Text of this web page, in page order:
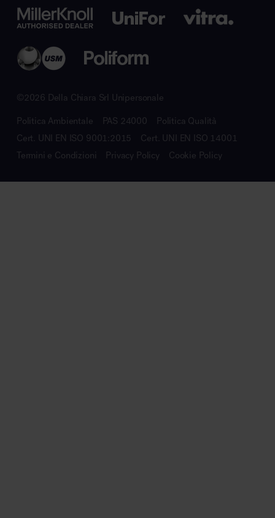
©2026 Della Chiara Srl Unipersonale
Politica Ambientale PAS 24000
Politica Qualità
Cert. UNI EN ISO 9001:2015
Cert. UNI EN ISO 14001
Termini e Condizioni
Privacy Policy Cookie Policy